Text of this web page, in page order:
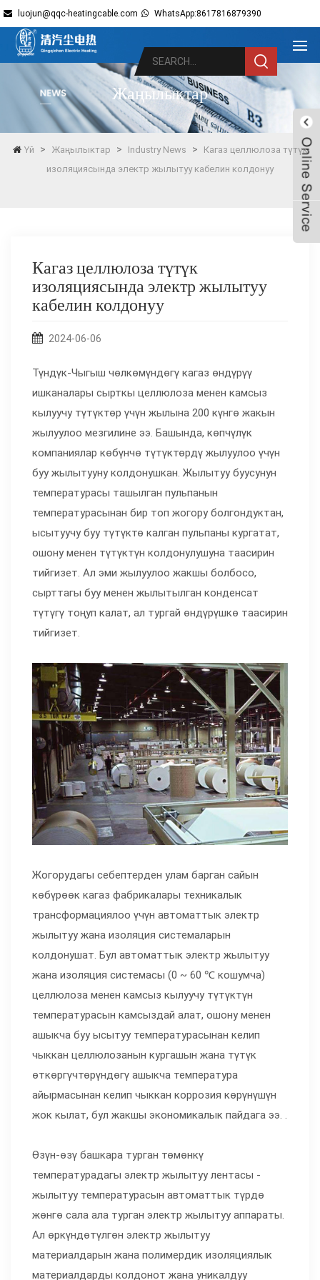
luojun@qqc-heatingcable.com WhatsApp:8617816879390
Жаңылыктар
Үй > Жаңылыктар > Industry News >
Кагаз целлюлоза түтүк
изоляциясында электр жылытуу кабелин колдонуу
Кагаз целлюлоза түтүк
изоляциясында электр жылытуу
кабелин колдонуу
2024-06-06
Түндүк-Чыгыш чөлкөмүндөгү кагаз өндүрүү
ишканалары сырткы целлюлоза менен камсыз
кылуучу түтүктөр үчүн жылына 200 күнгө жакын
жылуулоо мезгилине ээ. Башында, көпчүлүк
компаниялар көбүнчө түтүктөрдү жылуулоо үчүн
буу жылытууну колдонушкан. Жылытуу буусунун
температурасы ташылган пульпанын
температурасынан бир топ жогору болгондуктан,
ысытуучу буу түтүктө калган пульпаны кургатат,
ошону менен түтүктүн колдонулушуна таасирин
тийгизет. Ал эми жылуулоо жакшы болбосо,
сырттагы буу менен жылытылган конденсат
түтүгү тоңуп калат, ал тургай өндүрүшкө таасирин
тийгизет.
Жогорудагы себептерден улам барган сайын
көбүрөөк кагаз фабрикалары техникалык
трансформациялоо үчүн автоматтык электр
жылытуу жана изоляция системаларын
колдонушат. Бул автоматтык электр жылытуу
жана изоляция системасы (0 ~ 60 ℃ кошумча)
целлюлоза менен камсыз кылуучу түтүктүн
температурасын камсыздай алат, ошону менен
ашыкча буу ысытуу температурасынан келип
чыккан целлюлозанын кургашын жана түтүк
өткөргүчтөрүндөгү ашыкча температура
айырмасынан келип чыккан коррозия көрүнүшүн
жок кылат, бул жакшы экономикалык пайдага ээ. .
Өзүн-өзү башкара турган төмөнкү
температурадагы электр жылытуу лентасы -
жылытуу температурасын автоматтык түрдө
жөнгө сала ала турган электр жылытуу аппараты.
Ал өркүндөтүлгөн электр жылытуу
материалдарын жана полимердик изоляциялык
материалдарды колдонот жана уникалдуу